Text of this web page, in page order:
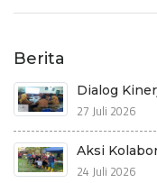
Berita
Dialog
27 Juli 2026
Aksi
24 Juli 2026